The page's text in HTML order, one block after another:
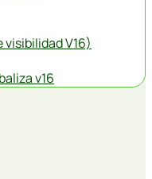
visibilidad V16)
v16